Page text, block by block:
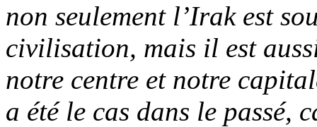
non seulement l’Irak est
civilisation, mais il est
notre centre et notre
a été le cas dans le passé,